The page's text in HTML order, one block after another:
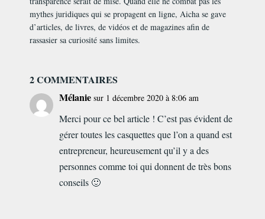
mythes juridiques qui se propagent en ligne, Aicha se gave
d’articles, de livres, de vidéos et de magazines afin de
rassasier sa curiosité sans limites.
2 COMMENTAIRES
Mélanie sur 1 décembre 2020 à 8:06 am
Merci pour ce bel article ! C’est pas évident de
gérer toutes les casquettes que l’on a quand est
entrepreneur, heureusement qu’il y a des
personnes comme toi qui donnent de très bons
conseils 🙂